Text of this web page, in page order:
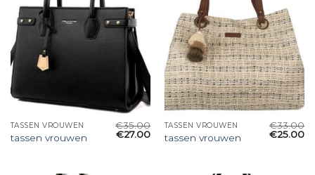
TASSEN VROUWEN
tassen vrouwen
€35.00
€27.00
TASSEN VROUWEN
tassen vrouwen
€33.00
€25.00